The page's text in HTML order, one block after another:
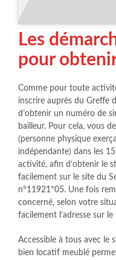
Les
pour
Comme pour toute
inscrire auprès du Greffe
d’obtenir un numéro de
bailleur. Pour cela, vous
(personne physique
indépendante) dans les
activité, afin d’obtenir le
facilement sur le site du
n°11921*05. Une fois
concerné, selon votre
facilement l’adresse sur
Accessible à tous avec le
bien locatif meublé